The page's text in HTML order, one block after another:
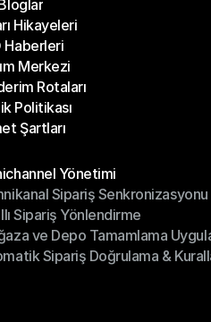
Hikayeleri
Hikayeleri
Haberleri
Haberleri
Merkezi
Merkezi
Rotaları
Rotaları
Politikası
Politikası
Şartları
Yönetimi
Yönetimi
Sipariş Senkronizasyonu
Sipariş Senkronizasyonu
Sipariş Yönlendirme
Sipariş Yönlendirme
ve Depo Tamamlama
ve Depo Tamamlama
Sipariş Doğrulama &